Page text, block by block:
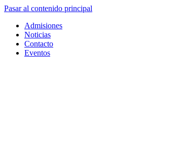
Pasar al contenido principal
Admisiones
Noticias
Contacto
Eventos